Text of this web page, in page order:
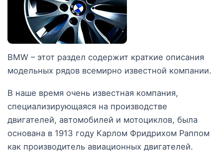
BMW – этот раздел содержит краткие описания
модельных рядов всемирно известной компании.
В наше время очень известная компания,
специализирующаяся на производстве
двигателей, автомобилей и мотоциклов, была
основана в 1913 году Карлом Фридрихом Раппом
как производитель авиационных двигателей.